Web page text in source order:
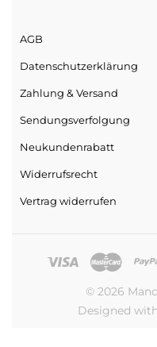
AGB
Datenschutz­erklärung
Zahlung & Versand
Sendungs­verfolgung
Neukundenrabatt
Widerrufsrecht
Vertrag widerrufen
© 2026
Designed